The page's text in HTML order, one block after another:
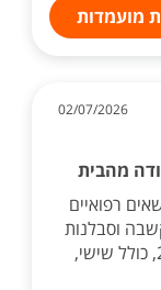
מועמדות
02/07/2026
מהבית
רפואיים
וסבלנות
העבודה כוללת הכשרה המוקד פעיל 24/7, כולל שישי,